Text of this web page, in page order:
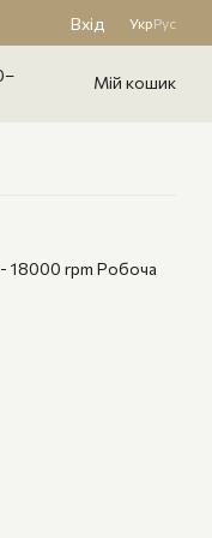
Вхід УкрРус
Мій кошик
- 18000 rpm Робоча